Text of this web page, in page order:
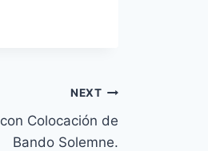
NEXT
Colocación de
Bando Solemne.